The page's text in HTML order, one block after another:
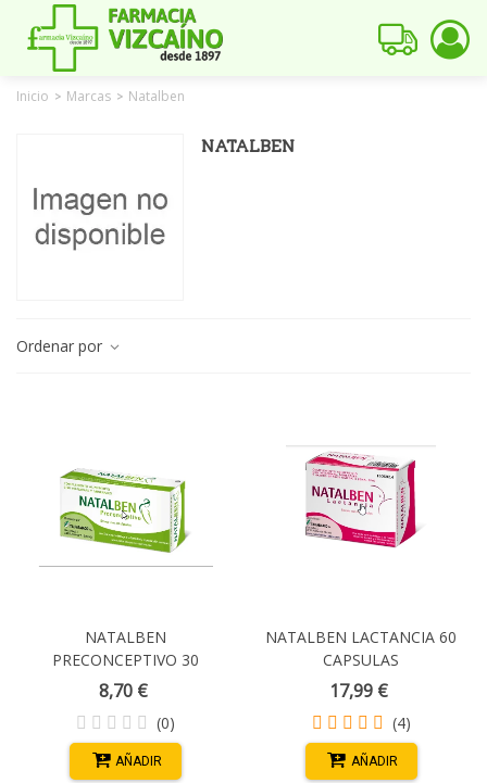
Inicio > Marcas > Natalben
NATALBEN
Ordenar por
NATALBEN
PRECONCEPTIVO 30
CAPSULAS
8,70 €
(0)
AÑADIR
NATALBEN LACTANCIA 60
CAPSULAS
17,99 €
(4)
AÑADIR